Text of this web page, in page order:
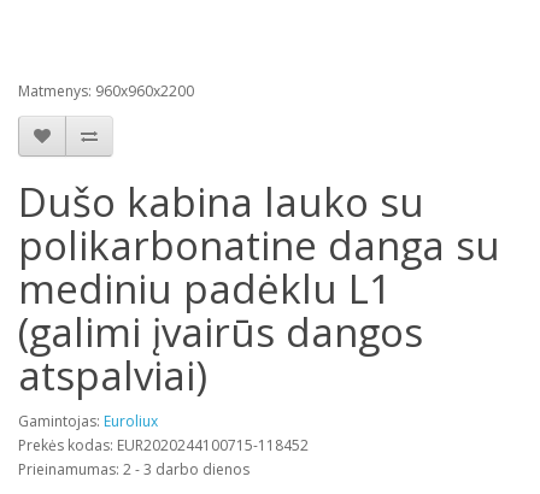
Matmenys: 960х960х2200
Dušo kabina lauko su
polikarbonatine danga su
mediniu padėklu L1
(galimi įvairūs dangos
atspalviai)
Gamintojas: Euroliux
Prekės kodas: EUR2020244100715-118452
Prieinamumas: 2 - 3 darbo dienos